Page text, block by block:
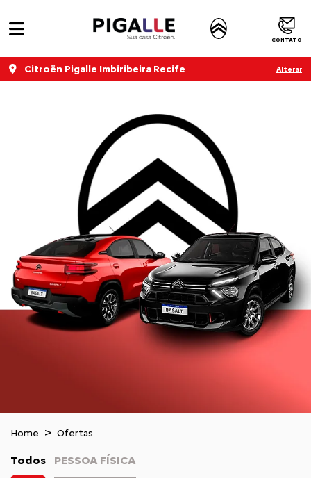
CONTATO
Citroën Pigalle Imbiribeira Recife Alterar
Home Ofertas
Todos PESSOA FÍSICA